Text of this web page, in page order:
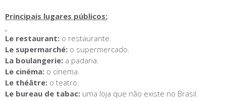
Principais lugares públicos:
Le restaurant: o restaurante.
Le supermarché: o supermercado.
La boulangerie: a padaria.
Le cinéma: o cinema.
Le théâtre: o teatro.
Le bureau de tabac: uma loja que não existe no Brasil.